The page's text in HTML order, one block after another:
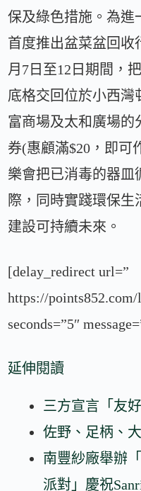
保及綠色措施。為進
首度推出盆菜盆回收
月7日至12日期間，
底格交回位於小西灣
富商場及太和廣場的
券(惠顧滿$20，即可
樂會把已消毒的器皿
際，同時實踐環保
建設可持續未來。
[delay_redirect url=”
https://
seconds=”5″
延伸閱讀
三方宣言「友
佐野、足柄、
南豐紗廠舉辦
派對」慶祝